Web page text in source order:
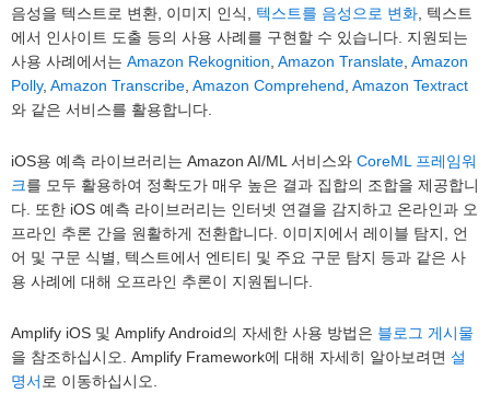
음성을 텍스트로 변환, 이미지 인식, 텍스트를 음성으로 변화 , 텍스트
에서 인사이트 도출 등의 사용 사례를 구현할 수 있습니다. 지원되는
사용 사례에서는 Amazon Rekognition Amazon Translate Amazon
Polly, Amazon Transcribe Amazon Comprehend Amazon Textract
와 같은 서비스를 활용합니다.
iOS용 예측 라이브러리는 Amazon AI/ML 서비스와 CoreML 프레임워
크를 모두 활용하여 정확도가 매우 높은 결과 집합의 조합을 제공합니
다. 또한 iOS 예측 라이브러리는 인터넷 연결을 감지하고 온라인과 오
프라인 추론 간을 원활하게 전환합니다. 이미지에서 레이블 탐지, 언
어 및 구문 식별, 텍스트에서 엔티티 및 주요 구문 탐지 등과 같은 사
용 사례에 대해 오프라인 추론이 지원됩니다.
Amplify iOS 및 Amplify Android의 자세한 사용 방법은 블로그 게시물
을 참조하십시오. Amplify Framework에 대해 자세히 알아보려면 설
명서 로 이동하십시오.